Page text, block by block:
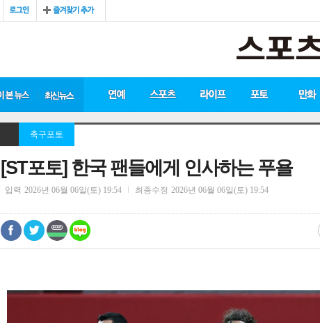
축구포토
[ST포토] 한국 팬들에게 인사하는 푸욜
입력 2026년 06월 06일(토) 19:54 최종수정 2026년 06월 06일(토) 19:54
0